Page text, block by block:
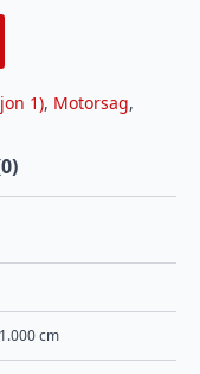
1), Motorsag,
cm